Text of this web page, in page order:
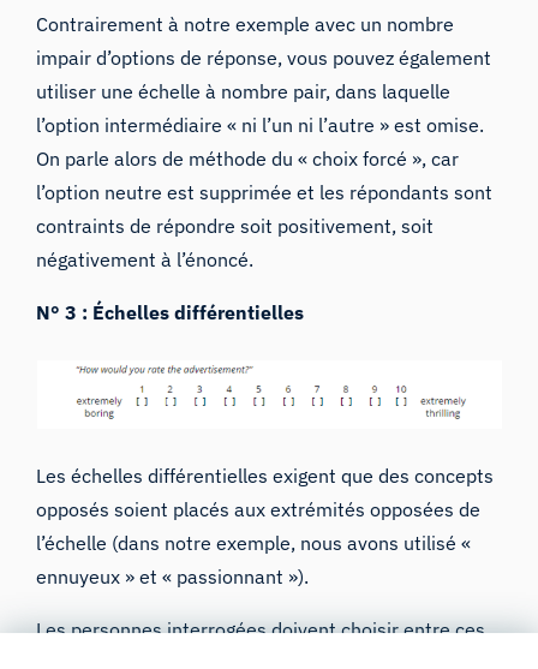
Contrairement à notre exemple avec un nombre
impair d’options de réponse, vous pouvez également
utiliser une échelle à nombre pair, dans laquelle
l’option intermédiaire « ni l’un ni l’autre » est omise.
On parle alors de méthode du « choix forcé », car
l’option neutre est supprimée et les répondants sont
contraints de répondre soit positivement, soit
négativement à l’énoncé.
N° 3 : Échelles différentielles
Les échelles différentielles exigent que des concepts
opposés soient placés aux extrémités opposées de
l’échelle (dans notre exemple, nous avons utilisé «
ennuyeux » et « passionnant »).
Les personnes interrogées doivent choisir entre ces